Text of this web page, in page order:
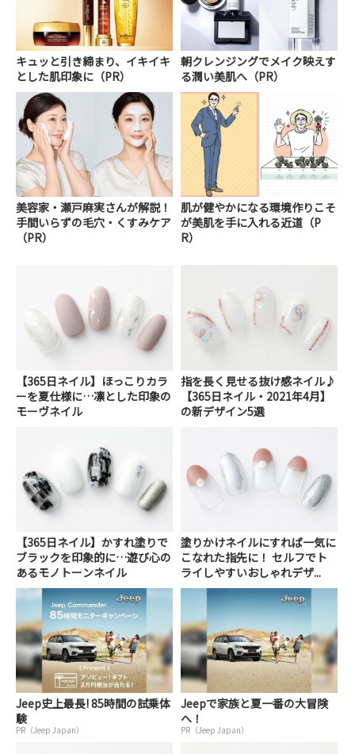
キュッと引き締まり、イキイキ
とした肌印象に（PR）
朝クレンジングでメイク映えす
る潤い美肌へ（PR）
美容家・瀬戸麻実さんが解説！
手間いらずの毛穴・くすみケア
（PR）
肌が健やかになる環境作りこそ
が美肌を手に入れる近道（P
R）
【365日ネイル】ほっこりカラ
ーを夏仕様に…凛とした印象の
モーヴネイル
指を長く見せる抜け感ネイル♪
【365日ネイル・2021年4月】
の新デザイン5選
【365日ネイル】かすれ塗りで
ブラックを印象的に…遊び心の
あるモノトーンネイル
塗りかけネイルにすれば一気に
こなれた指先に！ セルフでト
ライしやすいおしゃれデザ...
Jeep史上最長! 85時間の試乗体
験
PR（Jeep Japan）
Jeepで家族と夏一番の大冒険
へ！
PR（Jeep Japan）